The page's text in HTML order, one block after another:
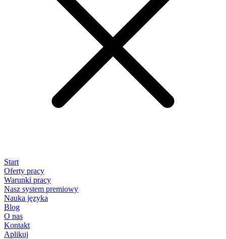
Start
Oferty pracy
Warunki pracy
Nasz system premiowy
Nauka języka
Blog
O nas
Kontakt
Aplikuj